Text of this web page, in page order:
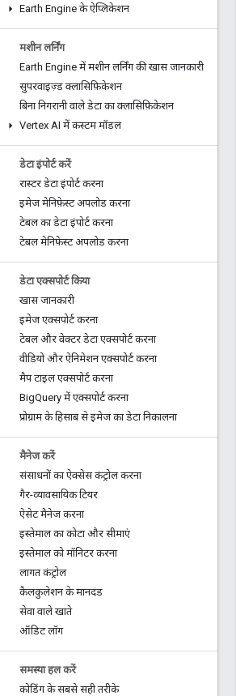
Earth Engine के ऐप्लिकेशन
मशीन लर्निंग
Earth Engine में मशीन लर्निंग की खास जानकारी
सुपरवाइज़्ड क्लासिफ़िकेशन
बिना निगरानी वाले डेटा का क्लासिफ़िकेशन
Vertex AI में कस्टम मॉडल
डेटा इंपोर्ट करें
रास्टर डेटा इंपोर्ट करना
इमेज मेनिफ़ेस्ट अपलोड करना
टेबल का डेटा इंपोर्ट करना
टेबल मेनिफ़ेस्ट अपलोड करना
डेटा एक्सपोर्ट किया
खास जानकारी
इमेज एक्सपोर्ट करना
टेबल और वेक्टर डेटा एक्सपोर्ट करना
वीडियो और ऐनिमेशन एक्सपोर्ट करना
मैप टाइल एक्सपोर्ट करना
BigQuery में एक्सपोर्ट करना
प्रोग्राम के हिसाब से इमेज का डेटा निकालना
मैनेज करें
संसाधनों का ऐक्सेस कंट्रोल करना
गैर-व्यावसायिक टियर
ऐसेट मैनेज करना
इस्तेमाल का कोटा और सीमाएं
इस्तेमाल को मॉनिटर करना
लागत कंट्रोल
कैलकुलेशन के मानदंड
सेवा वाले खाते
ऑडिट लॉग
समस्या हल करें
कोडिंग के सबसे सही तरीके